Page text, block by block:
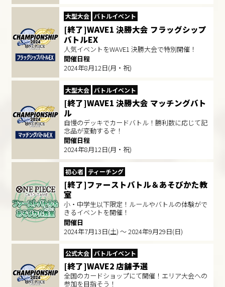
大型大会 バトルイベント
[終了]WAVE1 決勝大会 フラッグシップ
バトルEX
人気イベントをWAVE1 決勝大会で特別開催！
開催日程
2024年8月12日(月・祝)
大型大会 バトルイベント
[終了]WAVE1 決勝大会 マッチングバト
ル
自慢のデッキでカードバトル！勝利数に応じて記
念品が変動するぞ！
開催日程
2024年8月12日(月・祝)
初心者 ティーチング
[終了]ファーストバトル＆あそびかた教
室
小・中学生以下限定！ルールやバトルの体験がで
きるイベントを開催！
開催日
2024年7月13日(土) ～ 2024年9月29日(日)
公式大会 バトルイベント
[終了]WAVE2 店舗予選
全国のカードショップにて開催！エリア大会への
参加を目指そう！